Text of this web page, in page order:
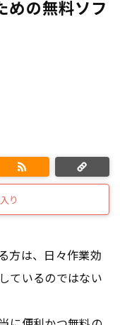
めの無料ソフ
り
方は、日々作業効
ているのではない